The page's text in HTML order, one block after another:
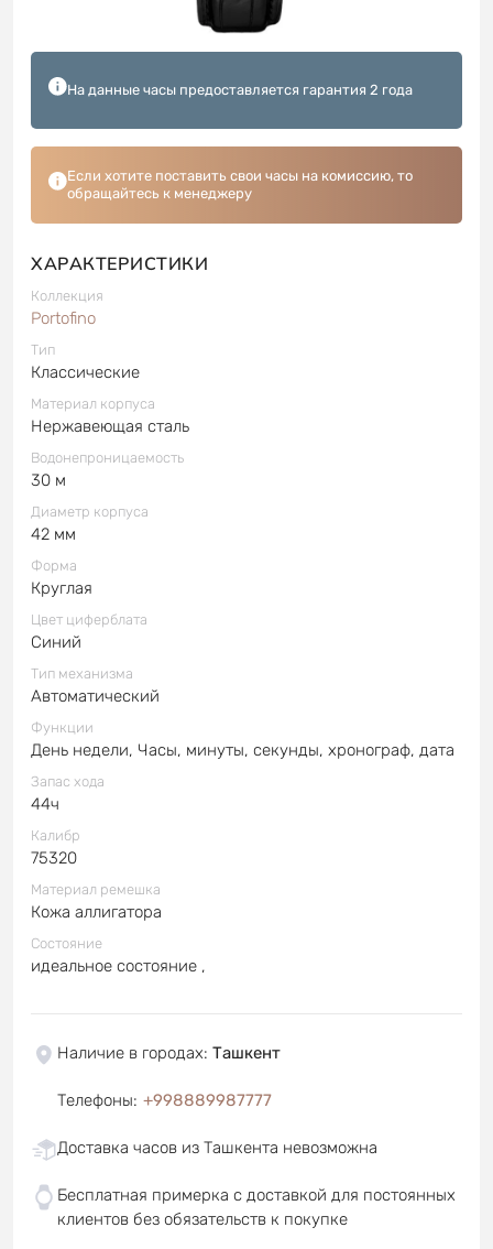
На данные часы предоставляется гарантия 2 года
Если хотите поставить свои часы на комиссию, то
обращайтесь к менеджеру
ХАРАКТЕРИСТИКИ
Коллекция
Portofino
Тип
Классические
Материал корпуса
Нержавеющая сталь
Водонепроницаемость
30 м
Диаметр корпуса
42 мм
Форма
Круглая
Цвет циферблата
Синий
Тип механизма
Автоматический
Функции
День недели, Часы, минуты, секунды, хронограф, дата
Запас хода
44ч
Калибр
75320
Материал ремешка
Кожа аллигатора
Состояние
идеальное состояние ,
Наличие в городах: Ташкент
Телефоны: +998889987777
Доставка часов из Ташкента невозможна
Бесплатная примерка с доставкой для постоянных
клиентов без обязательств к покупке